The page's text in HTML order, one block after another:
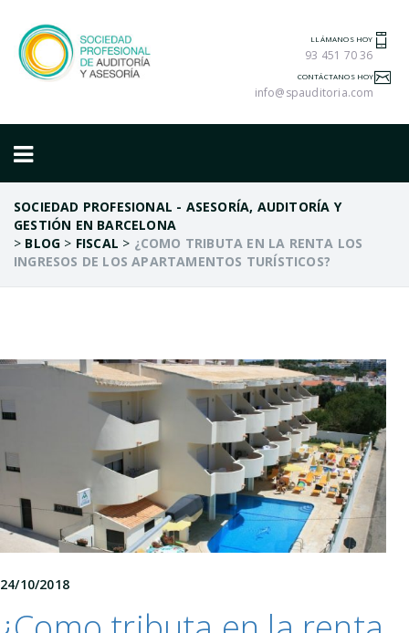
LLÁMANOS HOY
93 451 70 36
CONTÁCTANOS HOY
info@spauditoria.com
SOCIEDAD PROFESIONAL - ASESORÍA, AUDITORÍA Y
GESTIÓN EN BARCELONA
> BLOG > FISCAL > ¿COMO TRIBUTA EN LA RENTA LOS
INGRESOS DE LOS APARTAMENTOS TURÍSTICOS?
24/10/2018